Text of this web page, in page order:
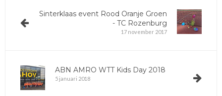
Sinterklaas event Rood Oranje Groen
- TC Rozenburg
17 november 2017
ABN AMRO WTT Kids Day 2018
5 januari 2018